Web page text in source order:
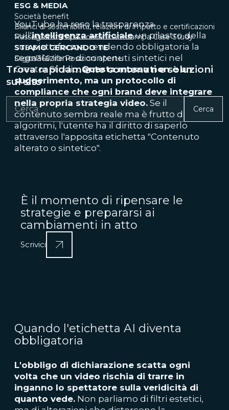
ESG & MEDIA
Società benefit
Bilanci di sostenibilità, relazioni di impatto e certificazioni
Rassegna stampa Comunicati stampa Case Study
STIAMO CERCANDO TE
Digital360 life Posizioni aperte
Trova rapidamente contenuti e soluzioni
sul sito
Cerca
YouTube ha reso la trasparenza
sull'intelligenza artificialeun pilastro della
sua piattaforma, rendendo obbligatoria la
segnalazione di contenuti sintetici nel
Creator Studio.Questa mossa non è un
suggerimento, ma un protocollo di
compliance che ogni brand deve integrare
nella propria strategia video. Se il
contenuto sembra reale ma è frutto di
algoritmi, l'utente ha il diritto di saperlo
attraverso l'apposita etichetta "Contenuto
alterato o sintetico".
È il momento di ripensare le
strategie e prepararsi ai
cambiamenti in atto
Scrivici
Quando l'etichetta AI diventa
obbligatoria
L'obbligo di dichiarazione scatta ogni
volta che un video rischia di trarre in
inganno lo spettatore sulla veridicità di
quanto vede. Non parliamo di filtri estetici,